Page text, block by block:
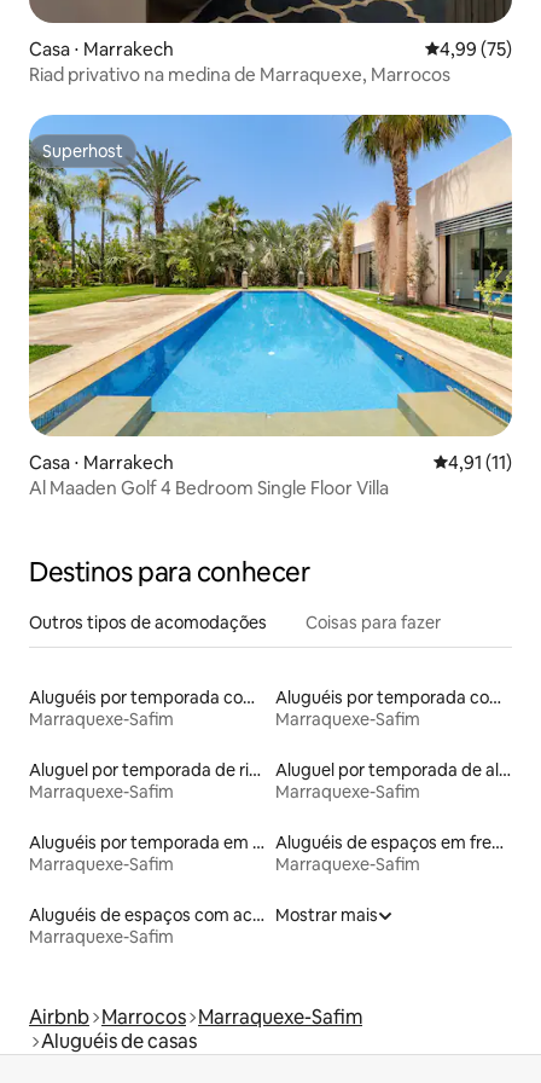
Casa ⋅ Marrakech 4,99 de uma
4,99 (75)
Riad privativo na medina de Marraquexe, Marrocos
Superhost
Superhost
Casa ⋅ Marrakech 4,91 de uma
4,91 (11)
Al Maaden Golf 4 Bedroom Single Floor Villa
Destinos para conhecer
Outros tipos de acomodações Coisas para fazer
Aluguéis por temporada com acesso à praia
Marraquexe-Safim
Aluguéis por temporada com cama de altura acessível
Marraquexe-Safim
Aluguel por temporada de riads
Marraquexe-Safim
Aluguel por temporada de alojamentos ecológicos
Marraquexe-Safim
Aluguéis por temporada em albergue
Marraquexe-Safim
Aluguéis de espaços em frente à praia
Marraquexe-Safim
Aluguéis de espaços com acesso direto a pistas de esqui
Marraquexe-Safim
Mostrar mais
Airbnb Marrocos Marraquexe-Safim
Aluguéis de casas